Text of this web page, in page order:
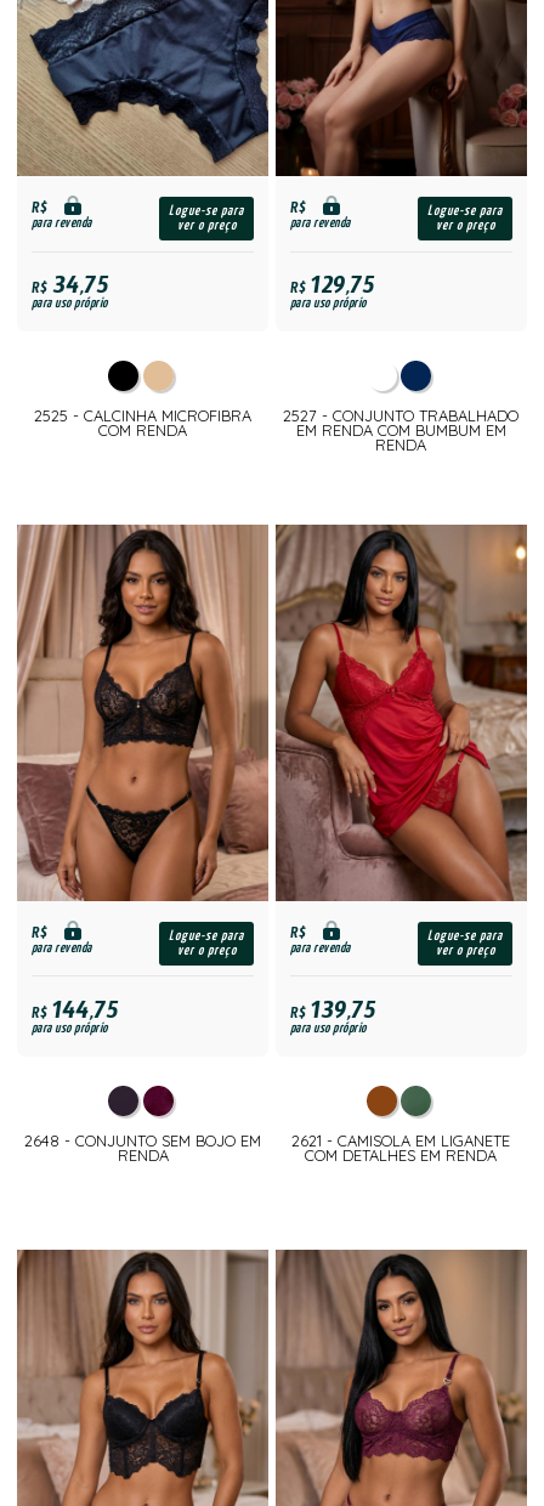
R$
para revenda
Logue-se para
ver o preço
R$34,75
para uso próprio
2525 - CALCINHA MICROFIBRA
COM RENDA
R$
para revenda
Logue-se para
ver o preço
R$129,75
para uso próprio
2527 - CONJUNTO TRABALHADO
EM RENDA COM BUMBUM EM
RENDA
R$
para revenda
Logue-se para
ver o preço
R$144,75
para uso próprio
2648 - CONJUNTO SEM BOJO EM
RENDA
R$
para revenda
Logue-se para
ver o preço
R$139,75
para uso próprio
2621 - CAMISOLA EM LIGANETE
COM DETALHES EM RENDA